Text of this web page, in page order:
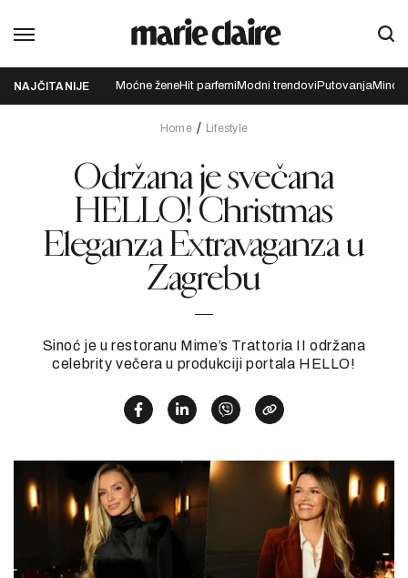
NAJČITANIJE Moćne ženeHit parfemi Modni trendovi Putovanja
Home Lifestyle
Održana je svečana
HELLO! Christmas
Eleganza Extravaganza u
Zagrebu
Sinoć je u restoranu Mime’s Trattoria II održana
celebrity večera u produkciji portala HELLO!